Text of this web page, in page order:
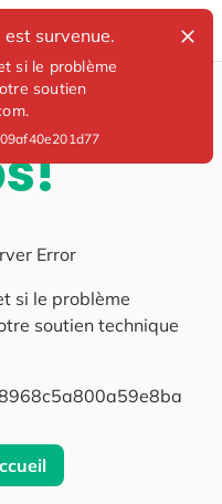
survenue.
si le problème
soutien
Error
si le problème
soutien technique